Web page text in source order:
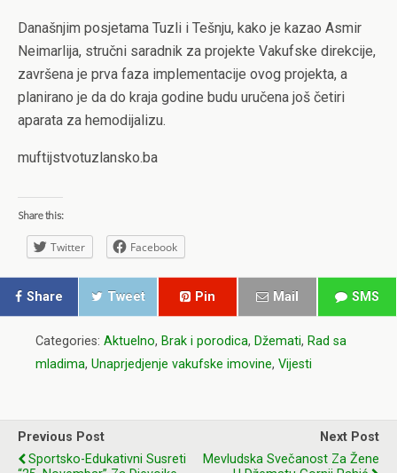
Današnjim posjetama Tuzli i Tešnju, kako je kazao Asmir
Neimarlija, stručni saradnik za projekte Vakufske direkcije,
završena je prva faza implementacije ovog projekta, a
planirano je da do kraja godine budu uručena još četiri
aparata za hemodijalizu.
muftijstvotuzlansko.ba
Share this:
Twitter Facebook
Share Tweet Pin Mail SMS
Categories: Aktuelno, Brak i porodica, Džemati, Rad sa
mladima, Unaprjedjenje vakufske imovine, Vijesti
Previous Post
Sportsko-Edukativni Susreti
Next Post
Mevludska Svečanost Za Žene